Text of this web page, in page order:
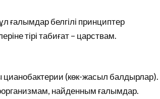
ғалымдар белгілі принциптер
тірі табиғат – царствам.
цианобактерии (көк-жасыл балдырлар).
найденным ғалымдар.